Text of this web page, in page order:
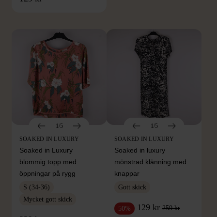
1/5
SOAKED IN LUXURY
Soaked in Luxury
blommig topp med
öppningar på rygg
S (34-36)
Mycket gott skick
1/5
SOAKED IN LUXURY
Soaked in luxury
mönstrad klänning med
knappar
Gott skick
50% 129 kr 259 kr